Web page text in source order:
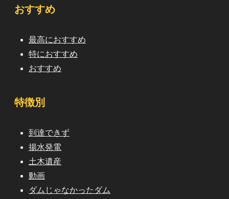
おすすめ
最高におすすめ
特におすすめ
おすすめ
特徴別
到達できず
揚水発電
土木遺産
動画
ダムじゃなかったダム